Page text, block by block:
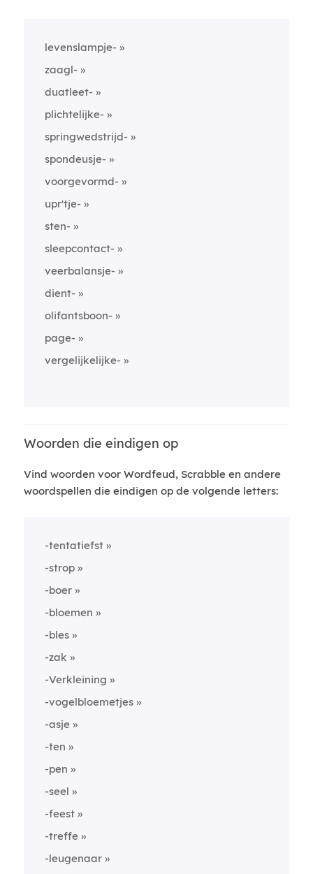
levenslampje-
zaagl-
duatleet-
plichtelijke-
springwedstrijd-
spondeusje-
voorgevormd-
upr'tje-
sten-
sleepcontact-
veerbalansje-
dient-
olifantsboon-
page-
vergelijkelijke-
Woorden die eindigen op
Vind woorden voor Wordfeud, Scrabble en andere
woordspellen die eindigen op de volgende letters:
-tentatiefst
-strop
-boer
-bloemen
-bles
-zak
-Verkleining
-vogelbloemetjes
-asje
-ten
-pen
-seel
-feest
-treffe
-leugenaar